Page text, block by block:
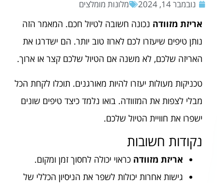
נובמבר 14, 2024 מלונות מומלצים
אריזת מזוודה נכונה חשובה לטיול חכם. המאמר הזה
נותן טיפים שיעזרו לכם לארוז טוב יותר. הם ישדרגו את
האריזה שלכם, לא משנה אם הטיול שלכם קצר או ארוך.
טכניקות מעולות יעזרו להיות מאורגנים. תוכלו לקחת הכל
מבלי לצפות את המזוודה. בואו נלמד כיצד טיפים שונים
ישפרו את חוויית הטיול שלכם.
נקודות חשובות
אריזת מזוודה כראוי יכולה לחסוך זמן ומקום.
גישות אחרות יכולות לשפר את הניסיון הכללי של